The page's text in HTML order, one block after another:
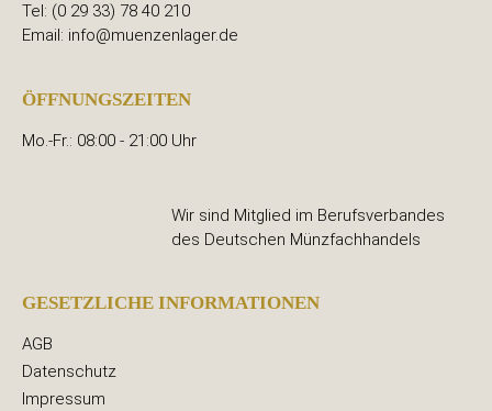
Tel: (0 29 33) 78 40 210
Email: info@muenzenlager.de
ÖFFNUNGSZEITEN
Mo.-Fr.: 08:00 - 21:00 Uhr
Wir sind Mitglied im Berufsverbandes
des Deutschen Münzfachhandels
GESETZLICHE INFORMATIONEN
AGB
Datenschutz
Impressum